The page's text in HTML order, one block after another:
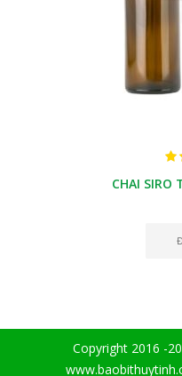
CHAI SIRO
Copyright 2016 -